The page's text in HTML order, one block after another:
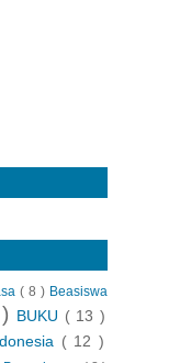
( 8 ) Beasiswa
BUKU ( 13 )
( 12 )